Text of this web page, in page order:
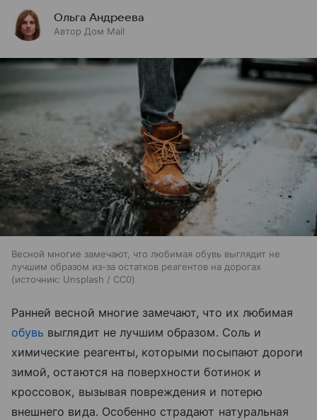
Ольга Андреева
Автор Дом Mail
Весной многие замечают, что любимая обувь выглядит не
лучшим образом из-за остатков реагентов на дорогах
источник: Unsplash / CC0
Ранней весной многие замечают, что их любимая
обувь выглядит не лучшим образом. Соль и
химические реагенты, которыми посыпают дороги
зимой, остаются на поверхности ботинок и
кроссовок, вызывая повреждения и потерю
внешнего вида. Особенно страдают натуральная